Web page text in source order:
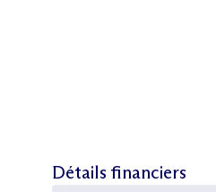
Détails financiers